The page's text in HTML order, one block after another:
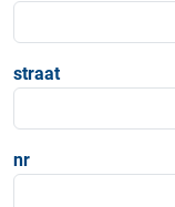
straat
nr